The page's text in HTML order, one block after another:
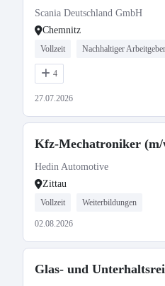
Scania Deutschland GmbH
Chemnitz
Vollzeit Nachhaltiger Arbeitgeber
4
27.07.2026
Kfz-Mechatroniker
Hedin Automotive
Zittau
Vollzeit Weiterbildungen
02.08.2026
Glas- und